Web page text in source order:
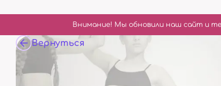
Внимание! Мы обновили наш сайт и
Вернуться